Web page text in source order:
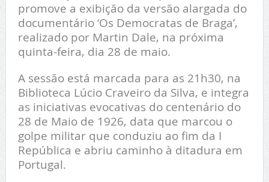
promove a exibição da versão alargada do
documentário ‘Os Democratas de Braga’,
realizado por Martin Dale, na próxima
quinta-feira, dia 28 de maio.
A sessão está marcada para as 21h30, na
Biblioteca Lúcio Craveiro da Silva, e integra
as iniciativas evocativas do centenário do
28 de Maio de 1926, data que marcou o
golpe militar que conduziu ao fim da I
República e abriu caminho à ditadura em
Portugal.